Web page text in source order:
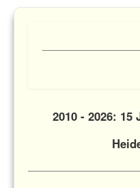
2010 - 2026: 15